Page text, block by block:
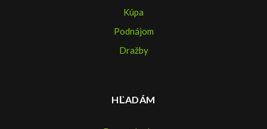
Kúpa
Podnájom
Dražby
HĽADÁM